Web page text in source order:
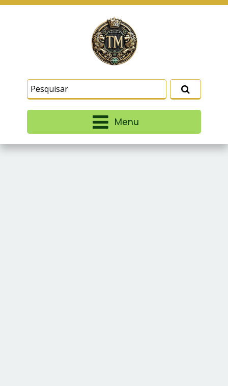
Menu
similares para lembrar e entender como você usa
nosso site, analisar seu uso de nossos produtos
e serviços, ajudar com nossos esforços de
marketing e fornecer conteúdo de terceiros. Leia
Termos e CondiçõesePolítica de